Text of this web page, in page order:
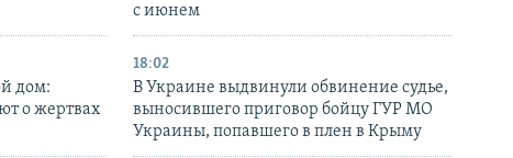
с июнем
дом:
о жертвах
18:02
В Украине выдвинули обвинение судье,
выносившего приговор бойцу ГУР МО
Украины, попавшего в плен в Крыму